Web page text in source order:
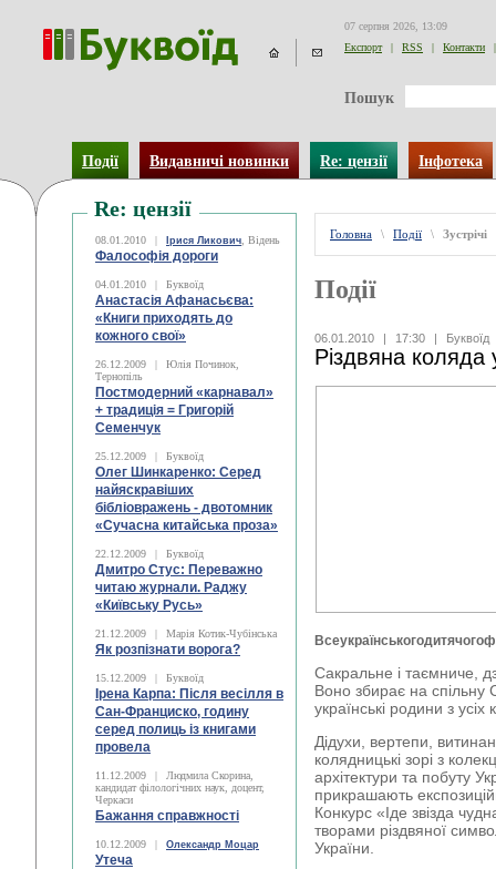
07 серпня 2026, 13:09
Експорт
| RSS | Контакти |
Пошук
Події Видавничі новинки Re: цензії Інфотека
Re: цензії
08.01.2010 | Ірися Ликович , Відень
Фалософія дороги
04.01.2010 | Буквоїд
Анастасія Афанасьєва:
«Книги приходять до
кожного свої»
26.12.2009 |
Юлія Починок,
Тернопіль
Постмодерний «карнавал»
+ традиція = Григорій
Семенчук
25.12.2009 | Буквоїд
Олег Шинкаренко: Серед
найяскравіших
бібліовражень - двотомник
«Сучасна китайська проза»
22.12.2009 | Буквоїд
Дмитро Стус: Переважно
читаю журнали. Раджу
«Київську Русь»
21.12.2009 | Марія Котик-Чубінська
Як розпізнати ворога?
15.12.2009 | Буквоїд
Ірена Карпа: Після весілля в
Сан-Франциско, годину
серед полиць із книгами
провела
11.12.2009 |
Людмила Скорина,
кандидат філологічних наук, доцент,
Черкаси
Бажання справжності
10.12.2009 | Олександр Моцар
Утеча
Головна \ Події \ Зустрічі
Події
06.01.2010 | 17:30 | Буквоїд
Різдвяна коляда
Сакральне і таємниче,
Воно збирає на спільну
українські родини з усіх
Дідухи, вертепи,
колядницькі зорі з
архітектури та побуту
прикрашають
Конкурс «Іде звізда
творами різдвяної
України.